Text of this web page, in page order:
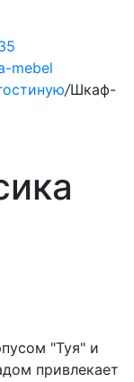
mebel
/Шкаф-
"Туя" и
привлекает